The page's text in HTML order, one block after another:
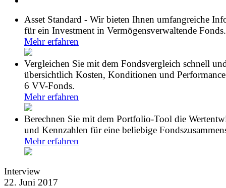
Asset Standard - Wir bieten Ihnen umfangreiche
für ein Investment in Vermögensverwaltende Fonds.
Mehr erfahren
Vergleichen Sie mit dem Fondsvergleich schnell
übersichtlich Kosten, Konditionen und
6 VV-Fonds.
Mehr erfahren
Berechnen Sie mit dem Portfolio-Tool die
und Kennzahlen für eine beliebige
Mehr erfahren
Interview
22. Juni 2017